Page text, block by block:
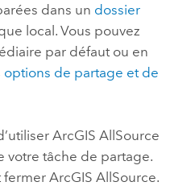
dans un dossier
local. Vous pouvez
par défaut ou en
options de partage et de
ArcGIS AllSource
votre tâche de partage.
fermerArcGIS AllSource.